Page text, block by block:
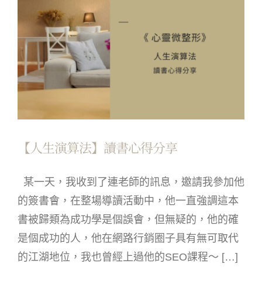
【人生演算法】讀書心得分享
某一天，我收到了連老師的訊息，邀請我參加他
的簽書會，在整場導讀活動中，他一直強調這本
書被歸類為成功學是個誤會，但無疑的，他的確
是個成功的人，他在網路行銷圈子具有無可取代
的江湖地位，我也曾經上過他的SEO課程～ […]